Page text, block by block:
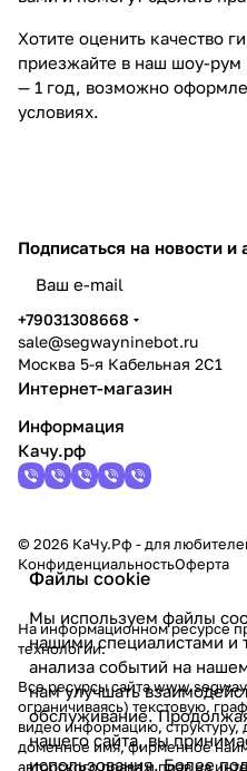
Хотите оценить качество
приезжайте в наш шоу-рум
— 1 год, возможно
условиях.
Файлы cookie
Мы используем файлы
нашими специалистами и
анализа событий на
нам улучшать
обслуживание.
нашего сайта, вы
использования. Более
Подписаться на новости и
+79031308668
sale@segwayninebot.ru
Москва 5-я Кабельная 2С1
Интернет-магазин
Информация
Качу.рф
© 2026 КаЧу.Рф - для
КонфиденциальностьОферта
На информационном ресурсе
технологии.
Все ресурсы сайта
ограничиваясь) текстовую,
видео информацию,
доменное имя, фирменное
авторского права и прав на